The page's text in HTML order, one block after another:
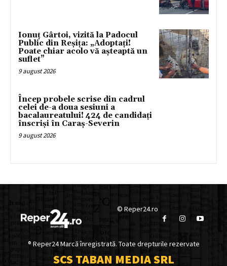
Ionuț Gârtoi, vizită la Padocul
Public din Reșița: „Adoptați!
Poate chiar acolo vă așteaptă un
suflet”
9 august 2026
Încep probele scrise din cadrul
celei de-a doua sesiuni a
bacalaureatului! 424 de candidați
înscriși în Caraș-Severin
9 august 2026
© Reper24.ro
® Reper24 Marcă înregistrată. Toate drepturile rezervate
SCS TABAN MEDIA SRL